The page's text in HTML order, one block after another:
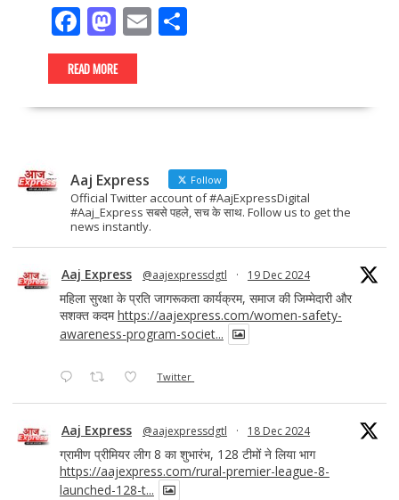
F
ac
e
b
k
M
as
to
d
E
l
S
e
READ MORE
Aaj Express Follow
Official Twitter account of #AajExpressDigital
#Aaj_Express सबसे पहले, सच के साथ. Follow us to get the
news instantly.
Aaj Express @aajexpressdgtl · 19 Dec 2024
महिला सुरक्षा के प्रति जागरूकता कार्यक्रम, समाज की जिम्मेदारी और
सशक्त कदमhttps://aajexpress.com/women-safety-
awareness-program-societ...
Twitter
Aaj Express @aajexpressdgtl · 18 Dec 2024
ग्रामीण प्रीमियर लीग 8 का शुभारंभ, 128 टीमों ने लिया भाग
https://aajexpress.com/rural-premier-league-8-
launched-128-t...